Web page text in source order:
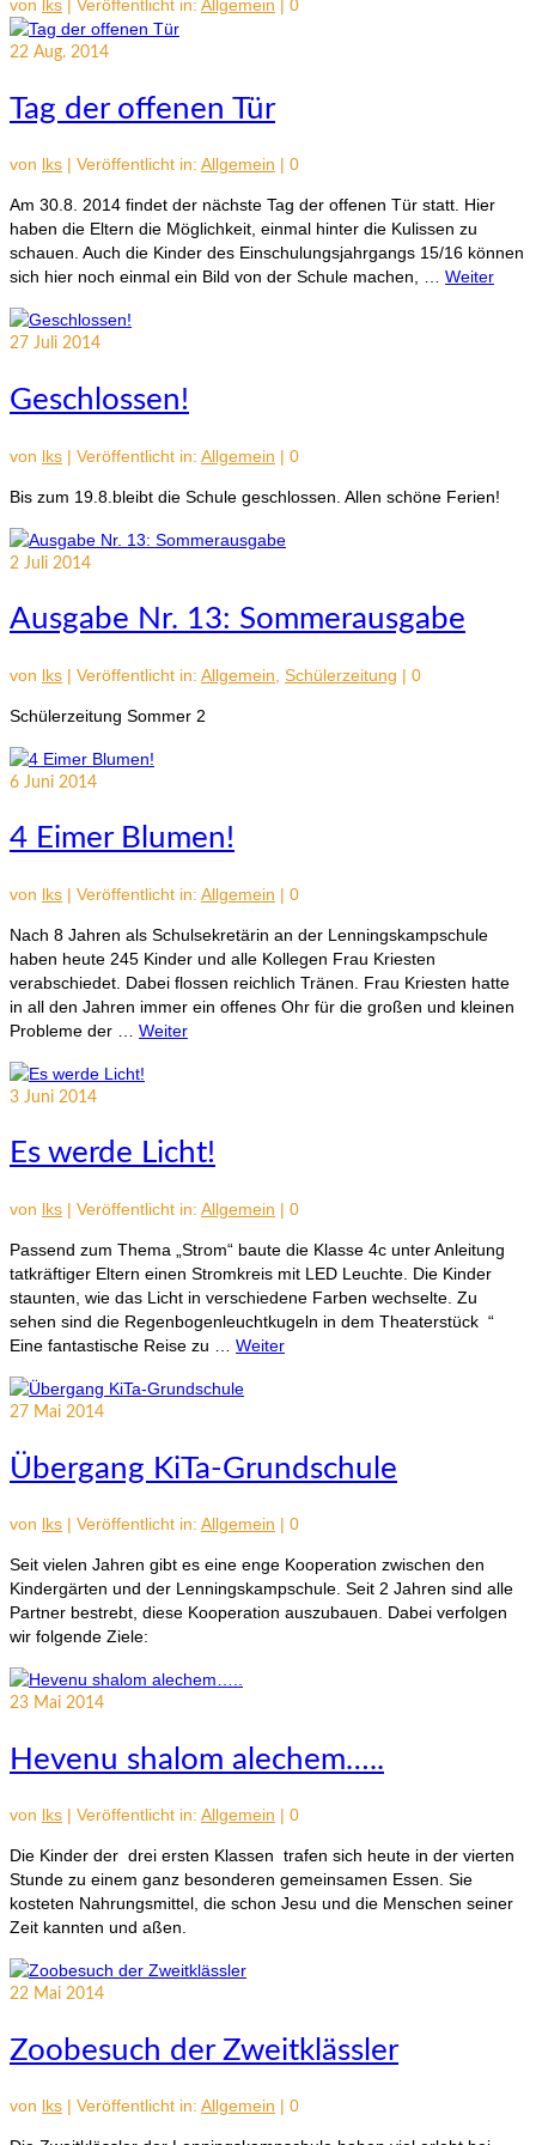
von lks Veröffentlicht in: Allgemein 0
22 Aug. 2014
Tag der offenen Tür
von lks | Veröffentlicht in: Allgemein | 0
Am 30.8. 2014 findet der nächste Tag der offenen Tür statt. Hier
haben die Eltern die Möglichkeit, einmal hinter die Kulissen zu
schauen. Auch die Kinder des Einschulungsjahrgangs 15/16 können
sich hier noch einmal ein Bild von der Schule machen, … Weiter
27 Juli 2014
Geschlossen!
von lks | Veröffentlicht in: Allgemein | 0
Bis zum 19.8.bleibt die Schule geschlossen. Allen schöne Ferien!
2 Juli 2014
Ausgabe Nr. 13: Sommerausgabe
von lks | Veröffentlicht in: Allgemein Schülerzeitung | 0
Schülerzeitung Sommer 2
6 Juni 2014
4 Eimer Blumen!
von lks | Veröffentlicht in: Allgemein | 0
Nach 8 Jahren als Schulsekretärin an der Lenningskampschule
haben heute 245 Kinder und alle Kollegen Frau Kriesten
verabschiedet. Dabei flossen reichlich Tränen. Frau Kriesten hatte
in all den Jahren immer ein offenes Ohr für die großen und kleinen
Probleme der … Weiter
3 Juni 2014
Es werde Licht!
von lks | Veröffentlicht in: Allgemein | 0
Passend zum Thema „Strom“ baute die Klasse 4c unter Anleitung
tatkräftiger Eltern einen Stromkreis mit LED Leuchte. Die Kinder
staunten, wie das Licht in verschiedene Farben wechselte. Zu
sehen sind die Regenbogenleuchtkugeln in dem Theaterstück “
Eine fantastische Reise zu … Weiter
27 Mai 2014
Übergang KiTa-Grundschule
von lks | Veröffentlicht in: Allgemein | 0
Seit vielen Jahren gibt es eine enge Kooperation zwischen den
Kindergärten und der Lenningskampschule. Seit 2 Jahren sind alle
Partner bestrebt, diese Kooperation auszubauen. Dabei verfolgen
wir folgende Ziele:
23 Mai 2014
Hevenu shalom alechem…..
von lks | Veröffentlicht in: Allgemein | 0
Die Kinder der drei ersten Klassen trafen sich heute in der vierten
Stunde zu einem ganz besonderen gemeinsamen Essen. Sie
kosteten Nahrungsmittel, die schon Jesu und die Menschen seiner
Zeit kannten und aßen.
22 Mai 2014
Zoobesuch der Zweitklässler
von lks | Veröffentlicht in: Allgemein | 0